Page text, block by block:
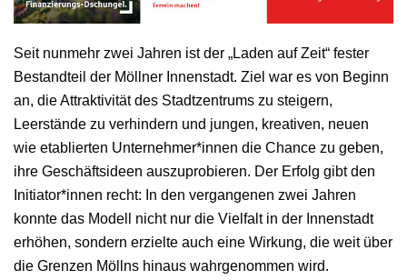
Seit nunmehr zwei Jahren ist der „Laden auf Zeit“ fester
Bestandteil der Möllner Innenstadt. Ziel war es von Beginn
an, die Attraktivität des Stadtzentrums zu steigern,
Leerstände zu verhindern und jungen, kreativen, neuen
wie etablierten Unternehmer*innen die Chance zu geben,
ihre Geschäftsideen auszuprobieren. Der Erfolg gibt den
Initiator*innen recht: In den vergangenen zwei Jahren
konnte das Modell nicht nur die Vielfalt in der Innenstadt
erhöhen, sondern erzielte auch eine Wirkung, die weit über
die Grenzen Möllns hinaus wahrgenommen wird.